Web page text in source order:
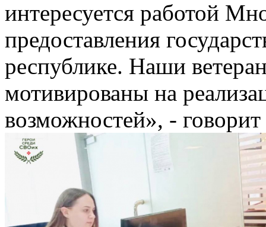
интересуется работой
предоставления
республике. Наши
мотивированы на
возможностей», -